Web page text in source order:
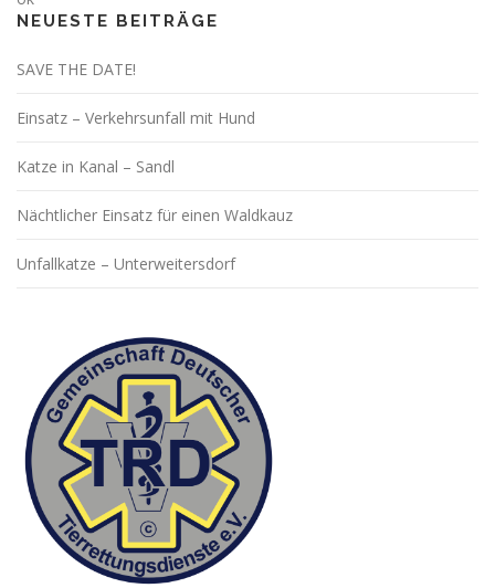
NEUESTE BEITRÄGE
SAVE THE DATE!
Einsatz – Verkehrsunfall mit Hund
Katze in Kanal – Sandl
Nächtlicher Einsatz für einen Waldkauz
Unfallkatze – Unterweitersdorf